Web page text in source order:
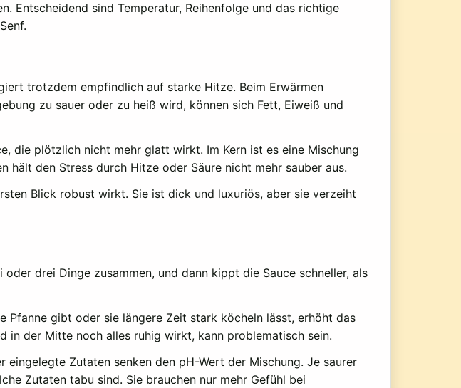
Entscheidend sind Temperatur, Reihenfolge und das richtige
trotzdem empfindlich auf starke Hitze. Beim Erwärmen
zu sauer oder zu heiß wird, können sich Fett, Eiweiß und
die plötzlich nicht mehr glatt wirkt. Im Kern ist es eine Mischung
hält den Stress durch Hitze oder Säure nicht mehr sauber aus.
Blick robust wirkt. Sie ist dick und luxuriös, aber sie verzeiht
drei Dinge zusammen, und dann kippt die Sauce schneller, als
Pfanne gibt oder sie längere Zeit stark köcheln lässt, erhöht das
in der Mitte noch alles ruhig wirkt, kann problematisch sein.
Zutaten senken den pH-Wert der Mischung. Je saurer
Zutaten tabu sind. Sie brauchen nur mehr Gefühl bei